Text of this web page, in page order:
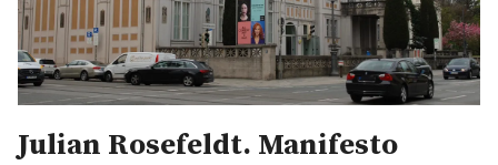
ÜBER
UNSER BUCH
Julian Rosefeldt. Manifesto